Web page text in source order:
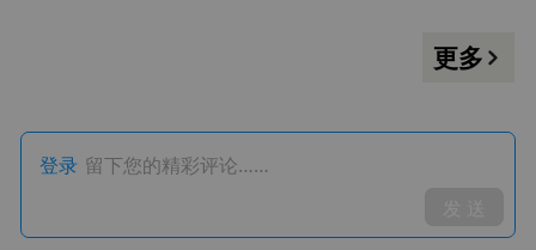
更多
登录 留下您的精彩评论……